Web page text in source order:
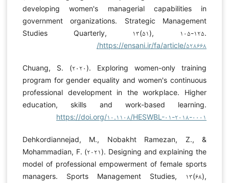
developing women's managerial capabilities in
government organizations. Strategic Management
Studies Quarterly, ۱۳(۵۱), ۱۰۵-۱۲۵.
https://ensani.ir/fa/article/۵۲۸۶۶۸/
Chuang, S. (۲۰۲۰). Exploring women-only training
program for gender equality and women's continuous
professional development in the workplace. Higher
education, skills and work-based learning.
https://doi.org/۱۰.۱۱۰۸/HESWBL-۰۱-۲۰۱۸-۰۰۰۱
Dehkordiannejad, M., Nobakht Ramezan, Z., &
Mohammadian, F. (۲۰۲۱). Designing and explaining the
model of professional empowerment of female sports
managers. Sports Management Studies, ۱۳(۶۸),